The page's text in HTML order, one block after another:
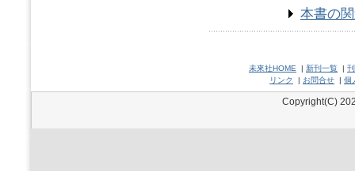
本書の
未來社HOME | 新刊一覧 |
リンク
| お問合せ | 個
Copyright(C)